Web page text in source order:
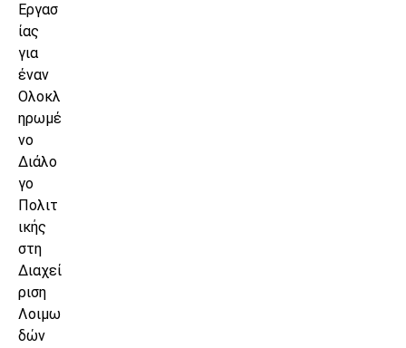
Εργασ
ίας
για
έναν
Ολοκλ
ηρωμέ
νο
Διάλο
γο
Πολιτ
ικής
στη
Διαχεί
ριση
Λοιμω
δών